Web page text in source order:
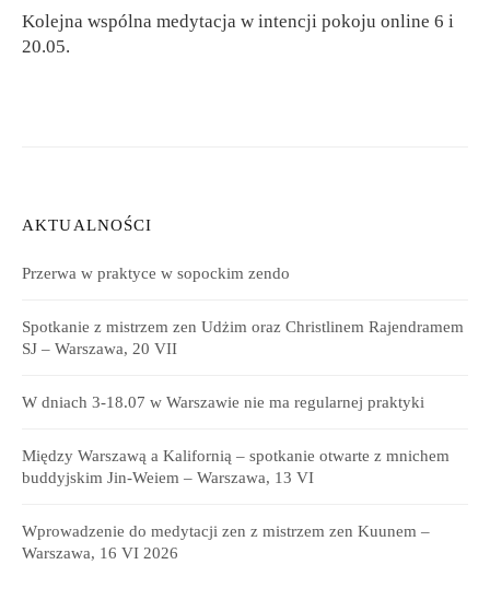
Kolejna wspólna medytacja w intencji pokoju online 6 i
20.05.
AKTUALNOŚCI
Przerwa w praktyce w sopockim zendo
Spotkanie z mistrzem zen Udżim oraz Christlinem Rajendramem
SJ – Warszawa, 20 VII
W dniach 3-18.07 w Warszawie nie ma regularnej praktyki
Między Warszawą a Kalifornią – spotkanie otwarte z mnichem
buddyjskim Jin-Weiem – Warszawa, 13 VI
Wprowadzenie do medytacji zen z mistrzem zen Kuunem –
Warszawa, 16 VI 2026